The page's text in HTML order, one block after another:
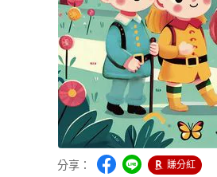
分享： 賺分紅